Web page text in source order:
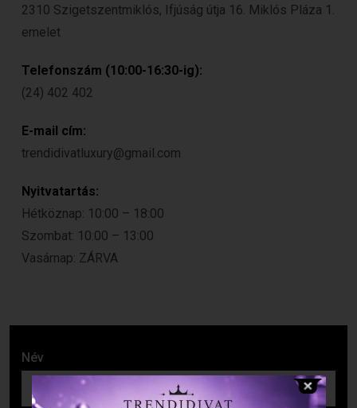
Név
2310 Szigetszentmiklós, Ifjúság útja 16. Miklós Pláza 1.
emelet
Telefonszám (10:00-16:30-ig):
(24) 402 402
E-mail cím:
trendidivatluxury@gmail.com
Nyitvatartás:
Hétköznap: 10:00 – 18:00
Szombat: 10:00 – 13:00
Vasárnap: ZÁRVA